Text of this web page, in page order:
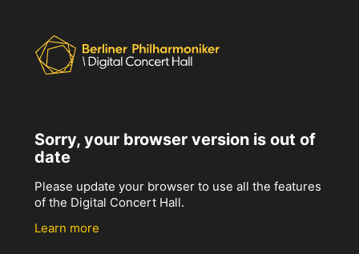
Sorry, your browser version is out of
date
Please update your browser to use all the features
of the Digital Concert Hall.
Learn more